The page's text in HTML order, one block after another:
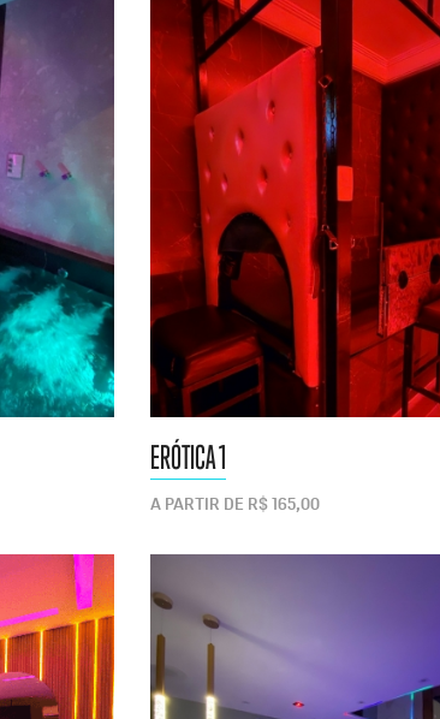
ERÓTICA 1
A PARTIR DE R$ 165,00